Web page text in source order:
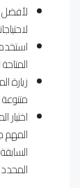
لأفضل
زيارة
المحدد